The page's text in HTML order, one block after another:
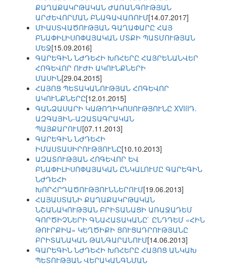
ՔԱՂԱՔԱԿՐԹԱԿԱՆ ԺԱՌԱՆԳՈՒԹՅԱՆ
ԱՐԺԵՎՈՐՄԱՆ ԲՆԱԳԱՎԱՌՈՒՄ[14.07.2017]
ՄԻԱՍՏՎԱԾՈՒԹՅԱՆ ԳԱՂԱՓԱՐԸ ՀԱՅ
ԲՆԱՓԻԼԻՍՈՓԱՅԱԿԱՆ ՄՏՔԻ ՊԱՏՄՈՒԹՅԱՆ
ՄԵՋ[15.09.2016]
ԳԱՐԵԳԻՆ ՆԺԴԵՀԻ ԽՈՀԵՐԸ ՀԱՅՐԵՆԱՆՎԵՐ
ՀՈԳԵՎՈՐ ՈՒԺԻ ԱԿՈՒՆՔՆԵՐԻ
ՄԱՍԻՆ[29.04.2015]
ՀԱՅՈՑ ՊԵՏԱԿԱՆՈՒԹՅԱՆ ՀՈԳԵՎՈՐ
ԱԿՈՒՆՔՆԵՐԸ[12.01.2015]
ԳԱՆՁԱՍԱՐԻ ԿԱԹՈՂԻԿՈՍՈՒԹՅՈՒՆԸ XVIIIԴ.
ԱԶԳԱՅԻՆ-ԱԶԱՏԱԳՐԱԿԱՆ
ՊԱՅՔԱՐՈՒՄ[07.11.2013]
ԳԱՐԵԳԻՆ ՆԺԴԵՀԻ
ԻՄԱՍՏԱՍԻՐՈՒԹՅՈՒՆԸ[10.10.2013]
ԱԶԱՏՈՒԹՅԱՆ ՀՈԳԵՎՈՐ ԵՎ
ԲՆԱՓԻԼԻՍՈՓԱՅԱԿԱՆ ԸՆԿԱԼՈՒՄԸ ԳԱՐԵԳԻՆ
ՆԺԴԵՀԻ
ԽՈՐՀՐԴԱԾՈՒԹՅՈՒՆՆԵՐՈՒՄ[19.06.2013]
ՀԱՅԱՍՏԱՆԻ ՔԱՂԱՔԱԿՐԹԱԿԱՆ
ՆՇԱՆԱԿՈՒԹՅԱՆ ԲՐԻՏԱՆԱՑԻ ԱՌԱՋԱԴԵՄ
ԳՈՐԾԻՉՆԵՐԻ ԳՆԱՀԱՏԱԿԱՆԸ` ԸՆԴԴԵՄ «ՀԻՆ
ԹՈՒՐՔԻԱ» ԿԵՂԾԻՔԻ ՑՈՒՑԱԴՐՈՒԹՅԱՆԸ
ԲՐԻՏԱՆԱԿԱՆ ԹԱՆԳԱՐԱՆՈՒՄ[14.06.2013]
ԳԱՐԵԳԻՆ ՆԺԴԵՀԻ ԽՈՀԵՐԸ ՀԱՅՈՑ ԱՆԿԱԽ
ՊԵՏՈՒԹՅԱՆ ՎԵՐԱԿԱՆԳՆՄԱՆ